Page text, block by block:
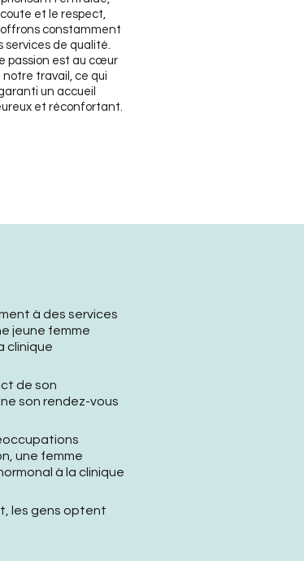
et le respect,
offrons constamment
services de qualité.
passion est au cœur
notre travail, ce qui
un accueil
et réconfortant.
à des services
jeune femme
clinique
de son
son rendez-vous
une femme
à la clinique
les gens optent